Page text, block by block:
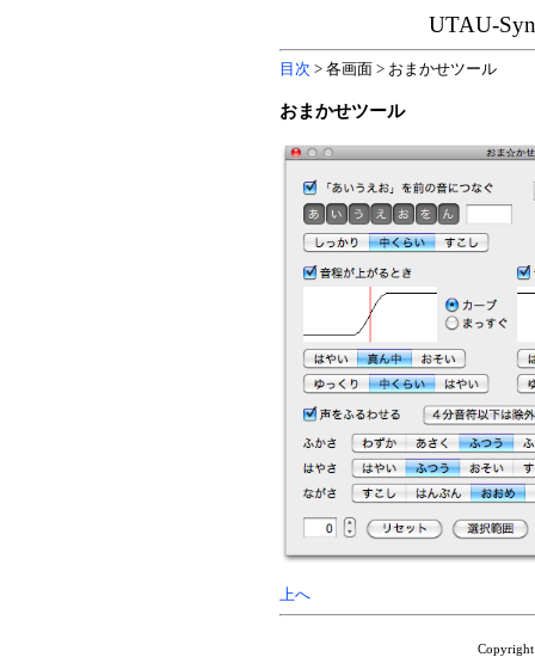
UTAU-
目次 > 各画面 > おまかせツール
おまかせツール
上へ